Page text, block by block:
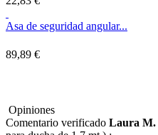
Asa de seguridad angular...
89,89 €
Opiniones
Comentario verificado Laura M.